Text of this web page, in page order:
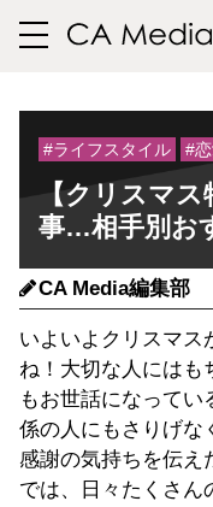
toggle
#ライフスタイル #
【クリスマス
事…相手別お
CA Media編集部
いよいよクリスマス
ね！大切な人にはも
もお世話になってい
係の人にもさりげな
感謝の気持ちを伝え
では、日々たくさん